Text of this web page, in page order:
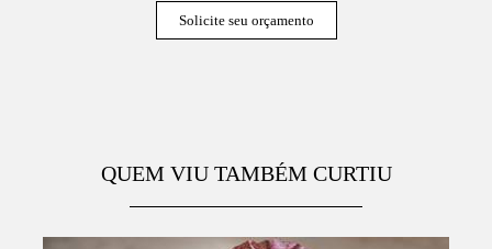
Solicite seu orçamento
QUEM VIU TAMBÉM CURTIU